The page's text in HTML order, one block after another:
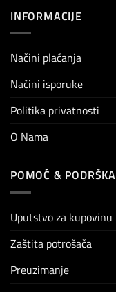
INFORMACIJE
Načini plaćanja
Načini isporuke
Politika privatnosti
O Nama
POMOĆ & PODRŠKA
Uputstvo za kupovinu
Zaštita potrošača
Preuzimanje